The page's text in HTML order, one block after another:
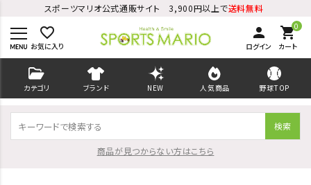
スポーツマリオ公式通販サイト 3,900円以上で送料無料
favorite_border
お気に入り
person
ログイン
0
shopping_cart
カート
カテゴリ ブランド NEW 人気商品 野球TOP
検索
商品が見つからない方はこちら